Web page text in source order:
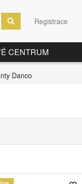
Registrace
CENTRUM
Danco